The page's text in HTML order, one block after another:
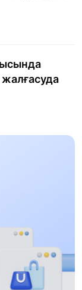
жарысын